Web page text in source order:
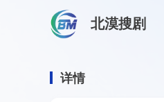
北漠搜剧
详情